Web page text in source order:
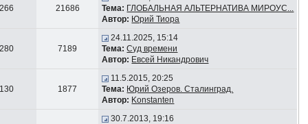
21686
Тема: ГЛОБАЛЬНАЯ АЛЬТЕРНАТИВА МИРОУС...
Автор: Юрий Тиора
7189
24.11.2025, 15:14
Тема: Суд времени
Автор: Евсей Никандрович
1877
11.5.2015, 20:25
Тема: Юрий Озеров. Сталинград.
Автор: Konstanten
30.7.2013, 19:16